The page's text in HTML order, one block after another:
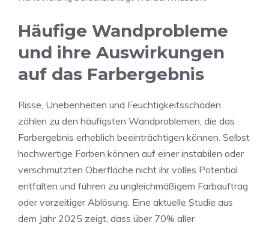
Häufige Wandprobleme
und ihre Auswirkungen
auf das Farbergebnis
Risse, Unebenheiten und Feuchtigkeitsschäden
zählen zu den häufigsten Wandproblemen, die das
Farbergebnis erheblich beeinträchtigen können. Selbst
hochwertige Farben können auf einer instabilen oder
verschmutzten Oberfläche nicht ihr volles Potential
entfalten und führen zu ungleichmäßigem Farbauftrag
oder vorzeitiger Ablösung. Eine aktuelle Studie aus
dem Jahr 2025 zeigt, dass über 70% aller